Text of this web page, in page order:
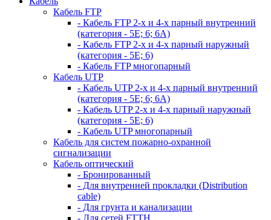
Кабель FTP
- Кабель FTP 2-х и 4-х парный внутренний
(категория - 5Е; 6; 6А)
- Кабель FTP 2-х и 4-х парный наружный
(категория - 5Е; 6)
- Кабель FTP многопарный
Кабель UTP
- Кабель UTP 2-х и 4-х парный внутренний
(категория - 5Е; 6; 6А)
- Кабель UTP 2-х и 4-х парный наружный
(категория - 5Е; 6)
- Кабель UTP многопарный
Кабель для систем пожарно-охранной
сигнализации
Кабель оптический
- Бронированный
- Для внутренней прокладки (Distribution
cable)
- Для грунта и канализации
- Для сетей FTTH